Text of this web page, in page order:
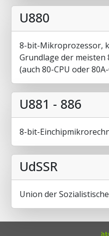
U880
8-bit-Mikroprozessor,
Grundlage der meisten
(auch 80-CPU oder
U881 - 886
8-bit-
UdSSR
Union der